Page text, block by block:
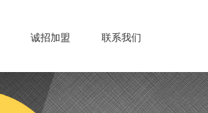
诚招加盟 联系我们